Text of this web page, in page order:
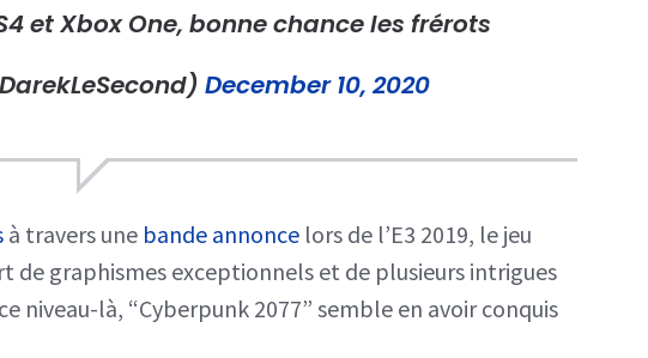
et Xbox One, bonne chance les frérots
December 10, 2020
à travers une bande annonce lors de l’E3 2019, le jeu
graphismes exceptionnels et de plusieurs intrigues
niveau-là, “Cyberpunk 2077” semble en avoir conquis